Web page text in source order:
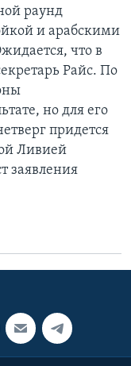
раунд
и арабскими
что в
Райс. По
но для его
придется
Ливией
заявления